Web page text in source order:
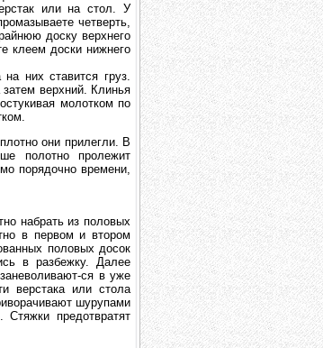
или на стол. У
четверть,
доску верхнего
клеем доски нижнего
них ставится груз.
верхний. Клинья
молотком по
они прилегли. В
полотно пролежит
порядочно времени,
набрать из половых
в первом и втором
половых досок
в разбежку. Далее
ся в уже
верстака или стола
шурупами
предотвратят